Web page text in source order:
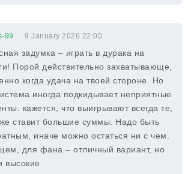
99 9 January 2026 22:00
задумка – играть в дурака на
Порой действительно захватывающе,
когда удача на твоей стороне. Но
иногда подкидывает неприятные
кажется, что выигрывают всегда те,
ставит большие суммы. Надо быть
иначе можно остаться ни с чем.
для фана – отличный вариант, но
высокие.